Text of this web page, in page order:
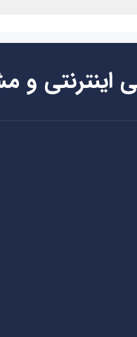
اینترنتی و